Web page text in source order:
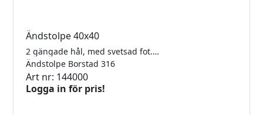
Ändstolpe 40x40
2 gängade hål, med svetsad fot. 40x40 x 2,0mm
Ändstolpe Borstad 316
Art nr: 144000
Logga in för pris!